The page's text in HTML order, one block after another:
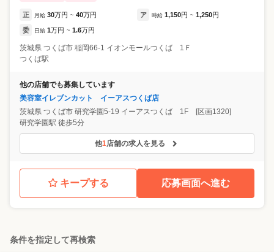
正 月給 30万円 ~ 40万円 ア 時給 1,150円 ~ 1,250円
委 日給 1万円 ~ 1.6万円
茨城県 つくば市 稲岡66-1 イオンモールつくば 1Ｆ
つくば駅
他の店舗でも募集しています
美容室イレブンカット イーアスつくば店
茨城県 つくば市 研究学園5-19 イーアスつくば 1F [区画1320]
研究学園駅 徒歩5分
他1店舗の求人を見る
キープする 応募画面へ進む
条件を指定して再検索